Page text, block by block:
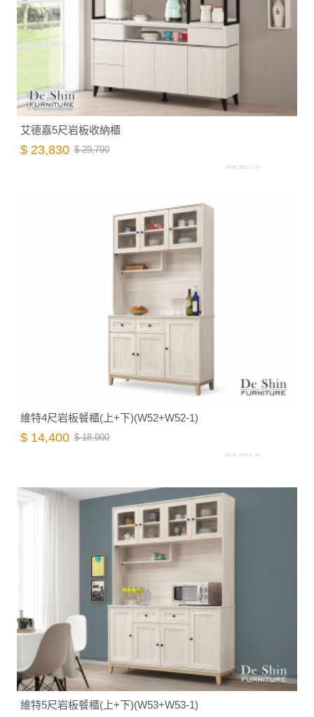
艾德嘉5尺岩板收納櫃
$ 23,830 $ 29,790
A088.2853-1.26
維特4尺岩板餐櫃(上+下)(W52+W52-1)
$ 14,400 $ 18,000
A004. 845-4 .26
維特5尺岩板餐櫃(上+下)(W53+W53-1)